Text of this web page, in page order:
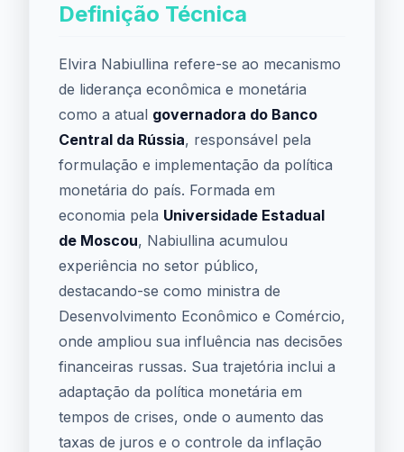
Definição Técnica
Elvira Nabiullina refere-se ao mecanismo
de liderança econômica e monetária
como a atual governadora do Banco
Central da Rússia, responsável pela
formulação e implementação da política
monetária do país. Formada em
economia pela Universidade Estadual
de Moscou, Nabiullina acumulou
experiência no setor público,
destacando-se como ministra de
Desenvolvimento Econômico e Comércio,
onde ampliou sua influência nas decisões
financeiras russas. Sua trajetória inclui a
adaptação da política monetária em
tempos de crises, onde o aumento das
taxas de juros e o controle da inflação